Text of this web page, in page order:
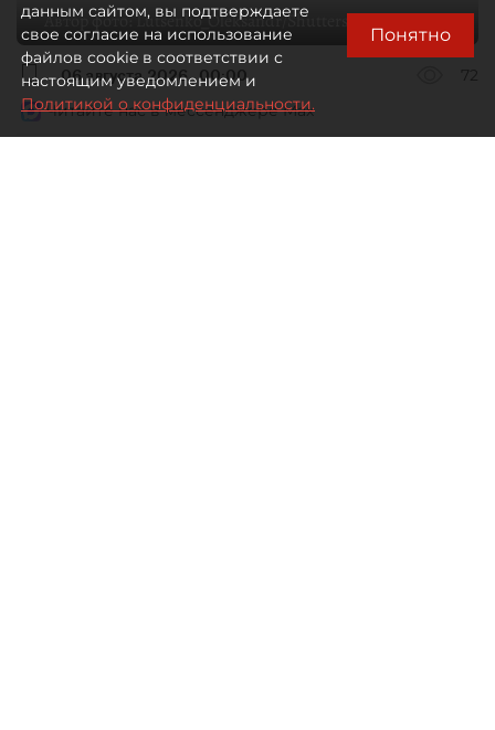
Автор фото:Lutsenko_Oleksandr/Shutterstock/FOTODOM
06 августа 2026 00:00
72
Читайте нас в мессенджере Max
данным сайтом, вы подтверждаете
свое согласие на использование
файлов cookie в соответствии с
настоящим уведомлением и
Политикой о конфиденциальности.
Понятно